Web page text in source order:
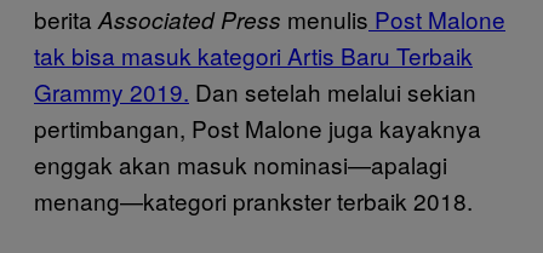
berita Associated Press menulis Post Malone
tak bisa masuk kategori Artis Baru Terbaik
Grammy 2019. Dan setelah melalui sekian
pertimbangan, Post Malone juga kayaknya
enggak akan masuk nominasi—apalagi
menang—kategori prankster terbaik 2018.